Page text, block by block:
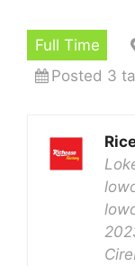
Full Time
Posted 3